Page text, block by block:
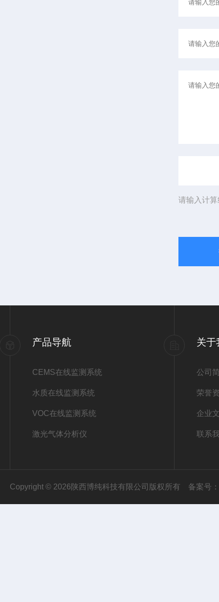
请输入计
产品导航
CEMS在线监测系统
水质在线监测系统
VOC在线监测系统
激光气体分析仪
关于
公司
荣誉
企业
联系
Copyright © 2026陕西博纯科技有限公司版权所有 备案号